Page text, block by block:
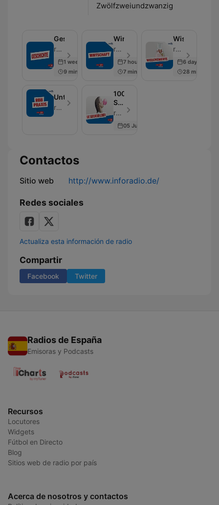
Zwölfzweiundzwanzig
Geschichte
rbb24 Inforadio - Episodio 67
1 week ago
9 min
Wirtschaft
rbb24 Inforadio - Episodio 105
7 hours ago
7 min
rbb24 Inforadio - Episodio 104
6 days ago
28 min
Unterwegs
rbb24 Inforadio
100
Sekunden
Leben
rbb24 Inforadio - Episodio 204
05 Jun 2026
Contactos
Sitio web http://www.inforadio.de/
Redes sociales
Actualiza esta información de radio
Compartir
Facebook Twitter
Radios de España
Emisoras y Podcasts
Recursos
Locutores
Widgets
Fútbol en Directo
Blog
Sitios web de radio por país
Acerca de nosotros y contactos